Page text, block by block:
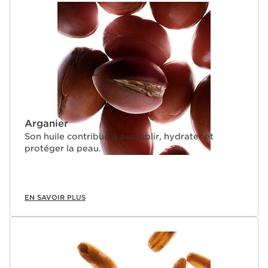
Arganier
Son huile contribue à assouplir, hydrater et
protéger la peau.
EN SAVOIR PLUS